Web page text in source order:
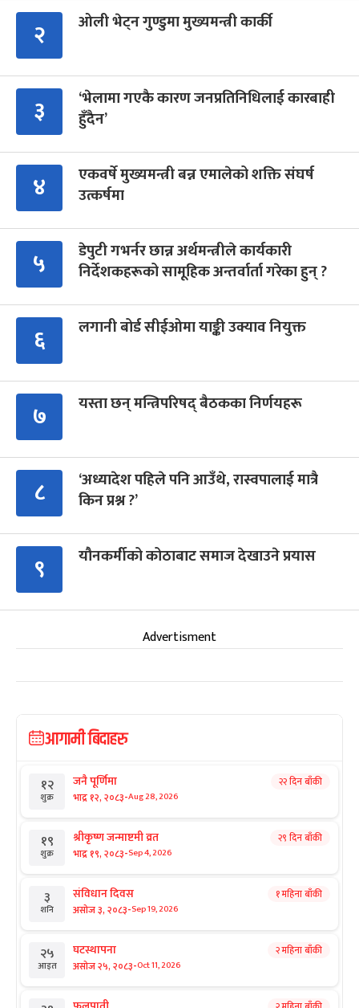
२ ओली भेट्न गुण्डुमा मुख्यमन्त्री कार्की
३
‘भेलामा गएकै कारण जनप्रतिनिधिलाई कारबाही
हुँदैन’
४
एकवर्षे मुख्यमन्त्री बन्न एमालेको शक्ति संघर्ष
उत्कर्षमा
५
डेपुटी गभर्नर छान्न अर्थमन्त्रीले कार्यकारी
निर्देशकहरूको सामूहिक अन्तर्वार्ता गरेका हुन् ?
६ लगानी बोर्ड सीईओमा याङ्की उक्याव नियुक्त
७ यस्ता छन् मन्त्रिपरिषद् बैठकका निर्णयहरू
८
‘अध्यादेश पहिले पनि आउँथे, रास्वपालाई मात्रै
किन प्रश्न ?’
९ यौनकर्मीको कोठाबाट समाज देखाउने प्रयास
Advertisment
आगामी बिदाहरु
१२
शुक्र
जनै पूर्णिमा
भाद्र १२, २०८३-Aug 28, 2026
२२ दिन बाँकी
१९
शुक्र
श्रीकृष्ण जन्माष्टमी व्रत
भाद्र १९, २०८३-Sep 4, 2026
२९ दिन बाँकी
३
शनि
संविधान दिवस
असोज ३, २०८३-Sep 19, 2026
१ महिना बाँकी
२५
आइत
घटस्थापना
असोज २५, २०८३-Oct 11, 2026
२ महिना बाँकी